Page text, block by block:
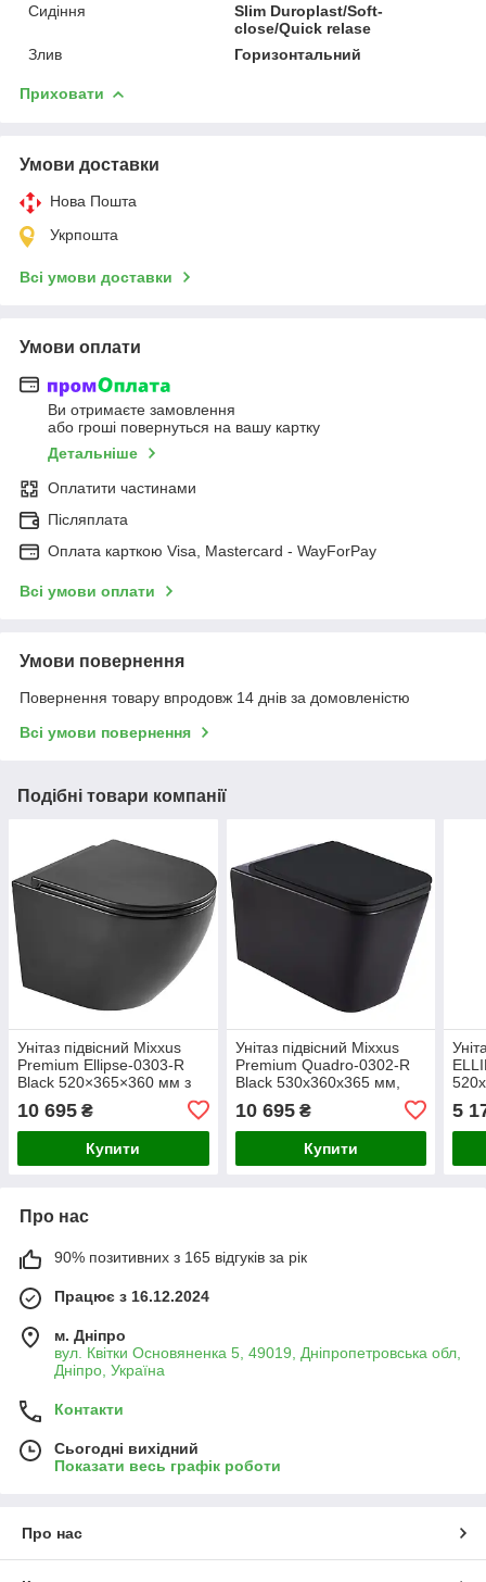
Сидіння
Slim Duroplast/Soft-
close/Quick relase
Злив
Горизонтальний
Приховати
Умови доставки
Нова Пошта
Укрпошта
Всі умови доставки
Умови оплати
Ви отримаєте замовлення
або гроші повернуться на вашу картку
Детальніше
Оплатити частинами
Післяплата
Оплата карткою Visa, Mastercard - WayForPay
Всі умови оплати
Умови повернення
Повернення товару впродовж 14 днів за домовленістю
Всі умови повернення
Подібні товари компанії
Унітаз підвісний Mixxus
Premium Ellipse-0303-R
Black 520×365×360 мм з
системою змиву RIMLESS,
чорний (MP6464)
10 695 ₴
Купити
Унітаз підвісний Mixxus
Premium Quadro-0302-R
Black 530x360x365 мм,
система змиву RIMLESS
(MP6455)
10 695₴
Купити
3.0,
5
Про нас
90% позитивних з 165 відгуків за рік
Працює з 16.12.2024
м. Дніпро
вул. Квітки Основяненка 5, 49019, Дніпропетровська обл,
Дніпро, Україна
Контакти
Сьогодні вихідний
Показати весь графік роботи
Про нас